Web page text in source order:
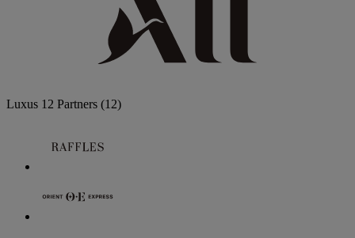
Luxus 12 Partners (12)